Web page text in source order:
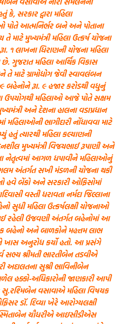
સરકાર દ્વારા મહિલા
પોતે આત્મનિર્ભર બને અને પોતાના
માટે મુખ્યમંત્રી મહિલા ઉત્કર્ષ યોજના
૧ લાખના ધિરાણની યોજના મહિલા
ગુજરાત મહિલા આર્થિક વિકાસ
માટે ગ્રામોદ્યોગ જેવી સ્વાવલંબન
બહેનોને રૂા. ૯ હજાર કરોડથી વધુનું
મહિલાઓ આજે પોતે સક્ષમ
અને દેશના હાલના વડાપ્રધાન
મહિલાઓની ભાગીદારી નોંધાવવા માટે
હતું ત્યારથી મહિલા કલ્યાણની
મુખ્યમંત્રી વિજયભાઈ રૂપાણી અને
નેતૃત્વમાં આગળ ધપાવીને મહિલાઓનું
અંતર્ગત સખી મંડળની યોજના થકી
હવે બેંકો અને સરકારી ઓફિસોમાં
વસ્તી ધરાવતા નર્મદા જિલ્લાના
સુધી મહિલા ઉત્કર્ષલક્ષી યોજનાઓ
રહેલી ઉજવણી અંતર્ગત બહેનોમાં આ
અને બાળકોને મહત્તમ લાભ
ખાસ અનુરોધ કર્યો હતો. આ પ્રસંગે
શ્રીમતી ભારતીબેન તડવીએ
અદાલતના સુશ્રી ભાવિનીબેન
હક્કો-અધિકારોની જાણકારી આપી
સુ.રશ્મિબેન વસાવાએ મહિલા વિષયક
ડૉ. દિવ્યા ખેરે આરોગ્યલક્ષી
ચૌધરીએ આઇસીડીએસ